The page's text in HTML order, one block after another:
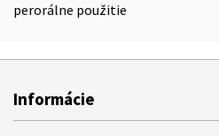
perorálne použitie
Informácie